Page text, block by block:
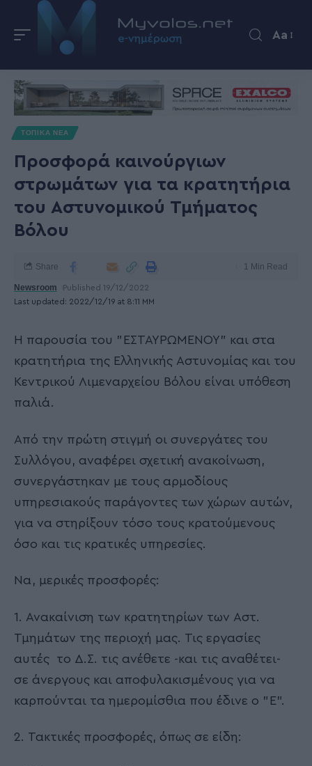
Aa
ΤΟΠΙΚΑ ΝΕΑ
Προσφορά καινούργιων
στρωμάτων για τα κρατητήρια
του Αστυνομικού Τμήματος
Βόλου
Last updated: 2022/12/19 at 8:11 ΜΜ
Newsroom Published 19/12/2022
Share 1 Min Read
Η παρουσία του "ΕΣΤΑΥΡΩΜΈΝΟΥ" και στα
κρατητήρια της Ελληνικής Αστυνομίας και του
Κεντρικού Λιμεναρχείου Βόλου είναι υπόθεση
παλιά.
Από την πρώτη στιγμή οι συνεργάτες του
Συλλόγου, αναφέρει σχετική ανακοίνωση,
συνεργάστηκαν με τους αρμοδίους
υπηρεσιακούς παράγοντες των χώρων αυτών,
για να στηρίξουν τόσο τους κρατούμενους
όσο και τις κρατικές υπηρεσίες.
Να, μερικές προσφορές:
1. Ανακαίνιση των κρατητηρίων των Αστ.
Τμημάτων της περιοχή μας. Τις εργασίες
αυτές το Δ.Σ. τις ανέθετε -και τις αναθέτει-
σε άνεργους και αποφυλακισμένους για να
καρπούνται τα ημερομίσθια που έδινε ο "Ε".
2. Τακτικές προσφορές, όπως σε είδη: